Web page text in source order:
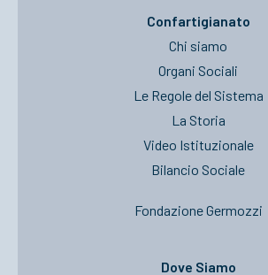
Confartigianato
Chi siamo
Organi Sociali
Le Regole del Sistema
La Storia
Video Istituzionale
Bilancio Sociale
Fondazione Germozzi
Dove Siamo